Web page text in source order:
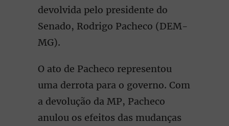
devolvida pelo presidente do
Senado, Rodrigo Pacheco (DEM-
MG).
O ato de Pacheco representou
uma derrota para o governo. Com
a devolução da MP, Pacheco
anulou os efeitos das mudanças